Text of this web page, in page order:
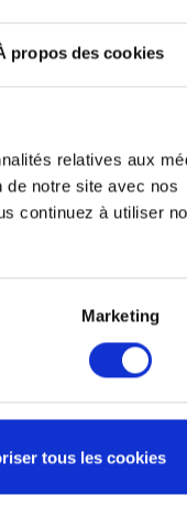
propos des cookies
relatives aux
de notre site avec nos
continuez à utiliser
Marketing
tous les cookies
l’association
derniers sont